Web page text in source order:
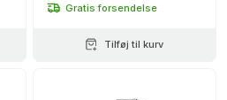
Gratis forsendelse
Tilføj til kurv